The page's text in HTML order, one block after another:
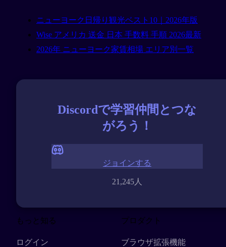
ニューヨーク日帰り観光ベスト10｜2026年版
Wise アメリカ 送金 日本 手数料 手順 2026最新
2026年 ニューヨーク家賃相場 エリア別一覧
Discordで学習仲間とつな
がろう！
21,245人
ジョインする
もっと知る
ログイン
プロダクト
ブラウザ拡張機能